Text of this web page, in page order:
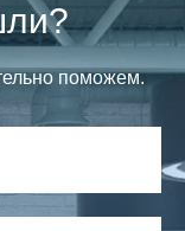
поможем.